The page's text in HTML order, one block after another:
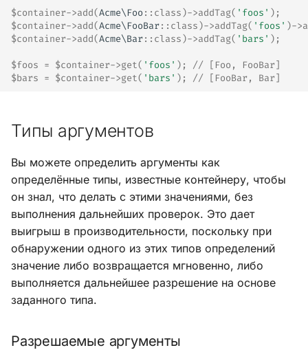
$container->add(Acme\Foo:: class)->addTag( 'foos' );
$container->add(Acme\FooBar:: class)->addTag( 'foos' )->
$container->add(Acme\Bar:: class)->addTag( 'bars' );
$foos = $container->get( 'foos' );
// [Foo, FooBar]
$bars = $container->get( 'bars' ); // [FooBar, Bar]
Типы аргументов
Вы можете определить аргументы как
определённые типы, известные контейнеру, чтобы
он знал, что делать с этими значениями, без
выполнения дальнейших проверок. Это дает
выигрыш в производительности, поскольку при
обнаружении одного из этих типов определений
значение либо возвращается мгновенно, либо
выполняется дальнейшее разрешение на основе
заданного типа.
Разрешаемые аргументы